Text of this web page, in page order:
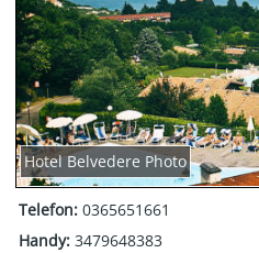
Hotel Belvedere Photo
Telefon: 0365651661
Handy: 3479648383